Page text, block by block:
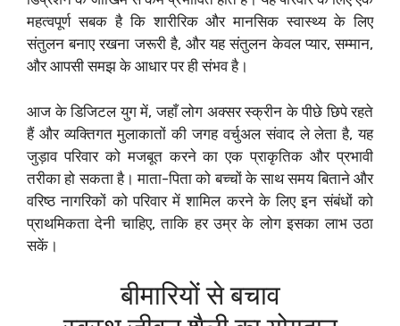
महत्वपूर्ण सबक है कि शारीरिक और मानसिक स्वास्थ्य के लिए
संतुलन बनाए रखना जरूरी है, और यह संतुलन केवल प्यार, सम्मान,
और आपसी समझ के आधार पर ही संभव है।
आज के डिजिटल युग में, जहाँ लोग अक्सर स्क्रीन के पीछे छिपे रहते
हैं और व्यक्तिगत मुलाकातों की जगह वर्चुअल संवाद ले लेता है, यह
जुड़ाव परिवार को मजबूत करने का एक प्राकृतिक और प्रभावी
तरीका हो सकता है। माता-पिता को बच्चों के साथ समय बिताने और
वरिष्ठ नागरिकों को परिवार में शामिल करने के लिए इन संबंधों को
प्राथमिकता देनी चाहिए, ताकि हर उम्र के लोग इसका लाभ उठा
सकें।
बीमारियों से बचाव